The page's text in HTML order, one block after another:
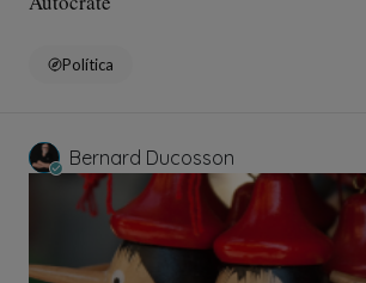
Política
Bernard Ducosson